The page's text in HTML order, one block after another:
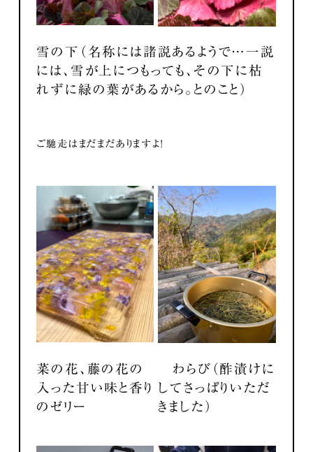
雪の下（名称には諸説あるようで…一説
には、雪が上につもっても、その下に枯
れずに緑の葉があるから。とのこと）
ご馳走はまだまだありますよ！
菜の花、藤の花の
入った甘い味と香り
のゼリー
わらび（酢漬けに
してさっぱりいただ
きました）